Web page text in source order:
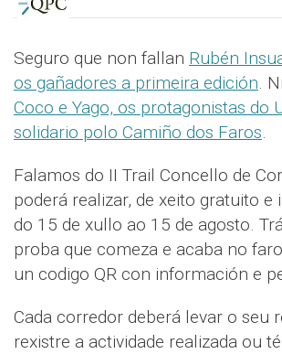
Seguro que non fallan Rubén
os gañadores a primeira edición.
Coco e Yago, os protagonistas do
solidario polo Camiño dos Faros.
Falamos do II Trail Concello de
poderá realizar, de xeito gratuito e
do 15 de xullo ao 15 de agosto.
proba que comeza e acaba no
un codigo QR con información e
Cada corredor deberá levar o seu
rexistre a actividade realizada ou